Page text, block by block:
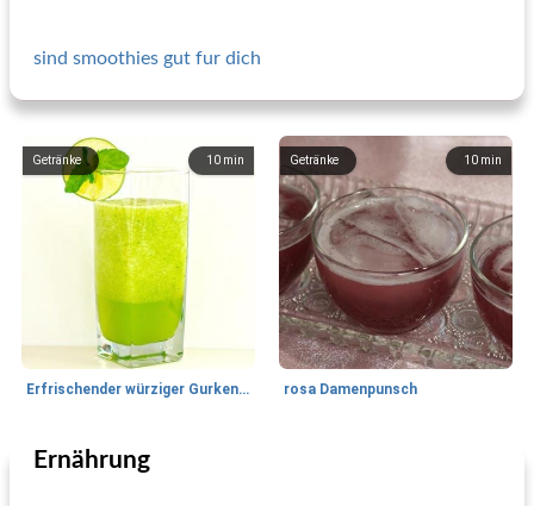
sind smoothies gut fur dich
10 min
Getränke
Erfrischender würziger Gurkensaft
10 min
Getränke
rosa Damenpunsch
Getränke
Ernährung